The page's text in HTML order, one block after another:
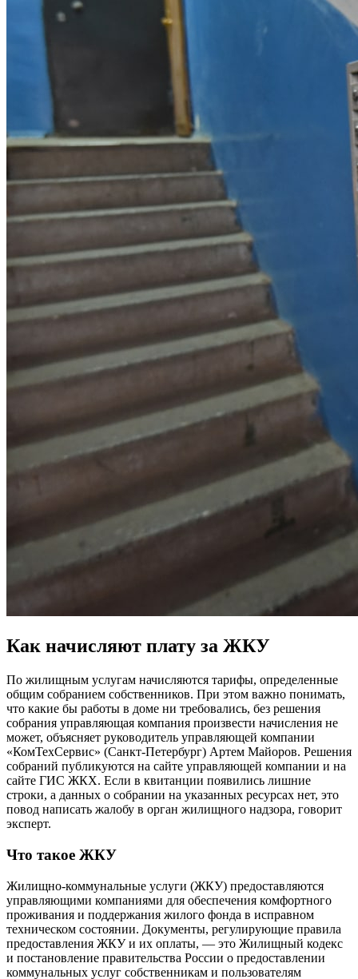
Как начисляют плату за ЖКУ
По жилищным услугам начисляются тарифы, определенные
общим собранием собственников. При этом важно понимать,
что какие бы работы в доме ни требовались, без решения
собрания управляющая компания произвести начисления не
может, объясняет руководитель управляющей компании
«КомТехСервис» (Санкт-Петербург) Артем Майоров. Решения
собраний публикуются на сайте управляющей компании и на
сайте ГИС ЖКХ. Если в квитанции появились лишние
строки, а данных о собрании на указанных ресурсах нет, это
повод написать жалобу в орган жилищного надзора, говорит
эксперт.
Что такое ЖКУ
Жилищно-коммунальные услуги (ЖКУ) предоставляются
управляющими компаниями для обеспечения комфортного
проживания и поддержания жилого фонда в исправном
техническом состоянии. Документы, регулирующие правила
предоставления ЖКУ и их оплаты, — это Жилищный кодекс
и постановление правительства России о предоставлении
коммунальных услуг собственникам и пользователям